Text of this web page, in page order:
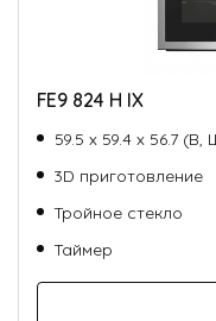
FE9 824 H IX
59.5 х 59.4 х 56.7 (В,
3D приготовление
Тройное стекло
Таймер